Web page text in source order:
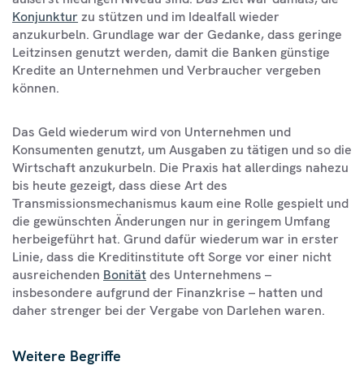
Konjunktur zu stützen und im Idealfall wieder
anzukurbeln. Grundlage war der Gedanke, dass geringe
Leitzinsen genutzt werden, damit die Banken günstige
Kredite an Unternehmen und Verbraucher vergeben
können.
Das Geld wiederum wird von Unternehmen und
Konsumenten genutzt, um Ausgaben zu tätigen und so die
Wirtschaft anzukurbeln. Die Praxis hat allerdings nahezu
bis heute gezeigt, dass diese Art des
Transmissionsmechanismus kaum eine Rolle gespielt und
die gewünschten Änderungen nur in geringem Umfang
herbeigeführt hat. Grund dafür wiederum war in erster
Linie, dass die Kreditinstitute oft Sorge vor einer nicht
ausreichenden Bonitätdes Unternehmens –
insbesondere aufgrund der Finanzkrise – hatten und
daher strenger bei der Vergabe von Darlehen waren.
Weitere Begriffe